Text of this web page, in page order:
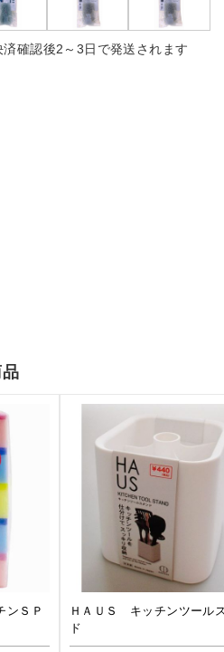
確認後2～3日で発送されます
ンＳＰ
ＨＡＵＳ キッチンツール
ド